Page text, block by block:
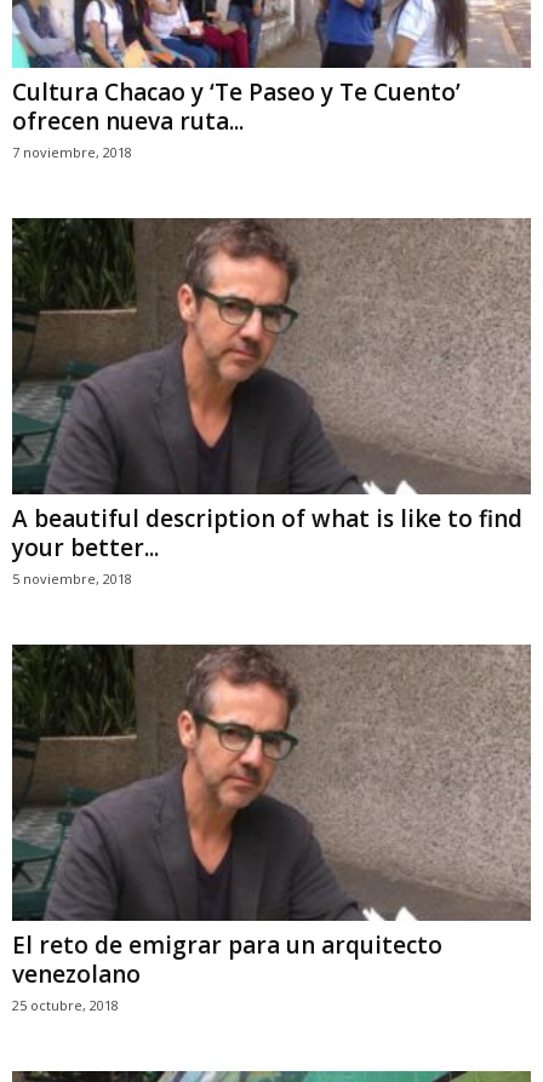
Cultura Chacao y ‘Te Paseo y Te Cuento’
ofrecen nueva ruta...
7 noviembre, 2018
A beautiful description of what is like to find
your better...
5 noviembre, 2018
El reto de emigrar para un arquitecto
venezolano
25 octubre, 2018